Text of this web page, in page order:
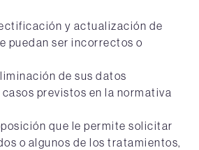
y actualización de
puedan ser incorrectos o
de sus datos
previstos en la normativa
que le permite solicitar
o algunos de los tratamientos,